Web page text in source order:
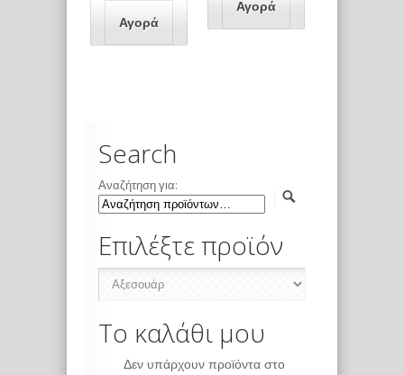
Search
Αναζήτηση για:
Επιλέξτε προϊόν
Το καλάθι μου
Δεν υπάρχουν προϊόντα στο